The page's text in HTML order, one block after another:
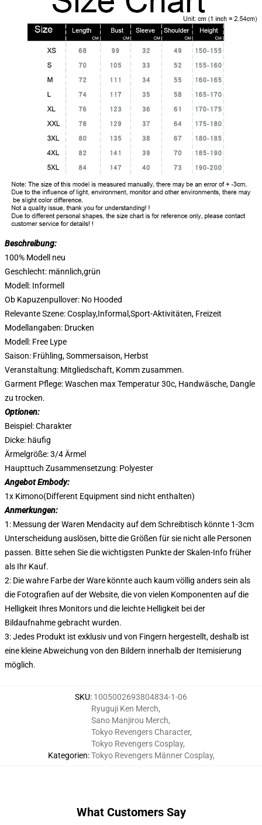
Beschreibung:
100% Modell neu
Geschlecht: männlich,grün
Modell: Informell
Ob Kapuzenpullover: No Hooded
Relevante Szene: Cosplay,Informal,Sport-Aktivitäten, Freizeit
Modellangaben: Drucken
Modell: Free Lype
Saison: Frühling, Sommersaison, Herbst
Veranstaltung: Mitgliedschaft, Komm zusammen.
Garment Pflege: Waschen max Temperatur 30c, Handwäsche, Dangle
zu trocken.
Optionen:
Beispiel: Charakter
Dicke: häufig
Ärmelgröße: 3/4 Ärmel
Haupttuch Zusammensetzung: Polyester
Angebot Embody:
1x Kimono(Different Equipment sind nicht enthalten)
Anmerkungen:
1: Messung der Waren Mendacity auf dem Schreibtisch könnte 1-3cm
Unterscheidung auslösen, bitte die Größen für sie nicht alle Personen
passen. Bitte sehen Sie die wichtigsten Punkte der Skalen-Info früher
als Ihr Kauf.
2: Die wahre Farbe der Ware könnte auch kaum völlig anders sein als
die Fotografien auf der Website, die von vielen Komponenten auf die
Helligkeit Ihres Monitors und die leichte Helligkeit bei der
Bildaufnahme gebracht wurden.
3: Jedes Produkt ist exklusiv und von Fingern hergestellt, deshalb ist
eine kleine Abweichung von den Bildern innerhalb der Itemisierung
möglich.
SKU: 1005002693804834-1-06
Kategorien:
Ryuguji Ken Merch,
Sano Manjirou Merch,
Tokyo Revengers Character,
Tokyo Revengers Cosplay,
Tokyo Revengers Männer Cosplay,
What Customers Say